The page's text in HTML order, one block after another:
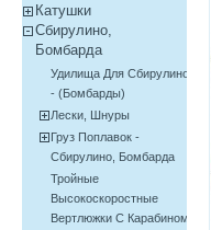
Катушки
Сбирулино,
Бомбарда
Удилища Для Сбирулино
- (бомбарды)
Лески, Шнуры
Груз Поплавок -
Сбирулино, Бомбарда
Тройные
Высокоскоростные
Вертлюжки С Карабином